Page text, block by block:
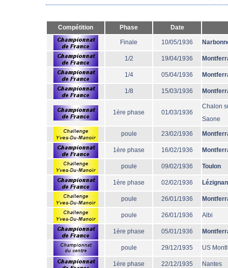
Compétition Phase Date
Finale 10/05/1936
1/2 19/04/1936
1/4 05/04/1936
1/8 15/03/1936
1ère phase 01/03/1936
Chalon
Saone
poule 23/02/1936
1ère phase 16/02/1936
poule 09/02/1936 Toulon
1ère phase 02/02/1936 Lézignan
poule 26/01/1936
poule 26/01/1936 Albi
1ère phase 05/01/1936
poule 29/12/1935 US
1ère phase 22/12/1935 Nantes